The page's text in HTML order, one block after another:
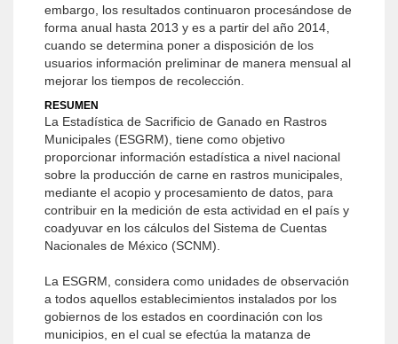
embargo, los resultados continuaron procesándose de
forma anual hasta 2013 y es a partir del año 2014,
cuando se determina poner a disposición de los
usuarios información preliminar de manera mensual al
mejorar los tiempos de recolección.
RESUMEN
La Estadística de Sacrificio de Ganado en Rastros
Municipales (ESGRM), tiene como objetivo
proporcionar información estadística a nivel nacional
sobre la producción de carne en rastros municipales,
mediante el acopio y procesamiento de datos, para
contribuir en la medición de esta actividad en el país y
coadyuvar en los cálculos del Sistema de Cuentas
Nacionales de México (SCNM).
La ESGRM, considera como unidades de observación
a todos aquellos establecimientos instalados por los
gobiernos de los estados en coordinación con los
municipios, en el cual se efectúa la matanza de